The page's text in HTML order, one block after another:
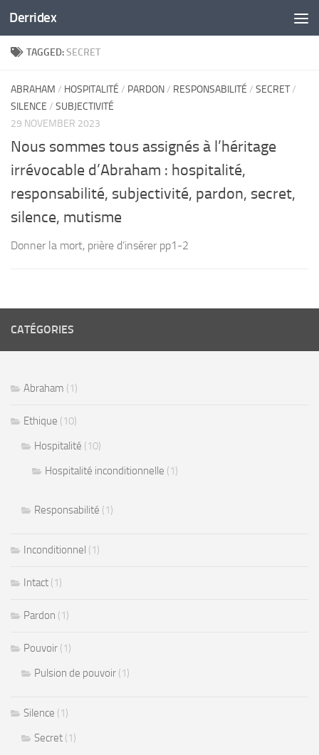
Skip to content
Derridex
TAGGED:SECRET
ABRAHAM / HOSPITALITÉ / PARDON/ RESPONSABILITÉ / SECRET/
SILENCE / SUBJECTIVITÉ
29 NOVEMBER 2023
Nous sommes tous assignés à l’héritage
irrévocable d’Abraham : hospitalité,
responsabilité, subjectivité, pardon, secret,
silence, mutisme
Donner la mort, prière d’insérer pp1-2
CATÉGORIES
Abraham (1)
Ethique (10)
Hospitalité (10)
Hospitalité inconditionnelle (1)
Responsabilité (1)
Inconditionnel (1)
Intact (1)
Pardon (1)
Pouvoir (1)
Pulsion de pouvoir (1)
Silence (1)
Secret (1)